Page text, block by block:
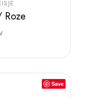
Roze
Save